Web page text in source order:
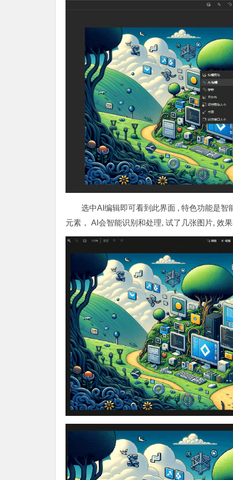
选中AI编辑即可看到此界面 , 特色功能是
元素， AI会智能识别和处理, 试了几张图片, 效